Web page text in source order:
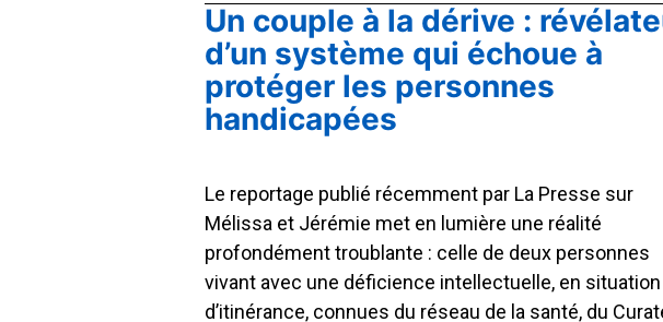
Un couple à la dérive :
d’un système qui échoue à
protéger les personnes
handicapées
Le reportage publié récemment par La Presse sur
Mélissa et Jérémie met en lumière une réalité
profondément troublante : celle de deux personnes
vivant avec une déficience intellectuelle, en situation
d’itinérance, connues du réseau de la santé, du